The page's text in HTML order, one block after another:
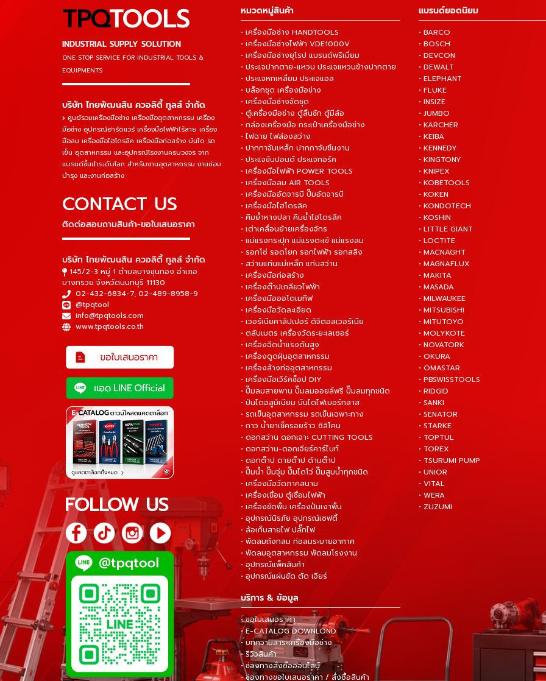
TPQTOOLS
INDUSTRIAL SUPPLY SOLUTION
ONE STOP SERVICE FOR INDUSTRIAL TOOLS &
EQUIPMENTS
▬▬▬▬▬▬▬▬▬▬▬▬▬▬▬
บริษัท ไทยพัฒนสิน ควอลิตี้ ทูลส์ จำกัด
ศูนย์รวมเครื่องมือช่าง เครื่องมืออุตสาหกรรม เครื่อง
มือช่าง อุปกรณ์ฮาร์ดแวร์ เครื่องมือไฟฟ้าไร้สาย เครื่อง
มือลม เครื่องมือไฮโดรลิค เครื่องมือก่อสร้าง บันได รถ
เข็น อุตสาหกรรม และอุปกรณ์โรงงานครบวงจร จาก
แบรนด์ชั้นนำระดับโลก สำหรับงานอุตสาหกรรม งานซ่อม
บำรุง และงานก่อสร้าง
CONTACT US
ติดต่อสอบถามสินค้า-ขอใบเสนอราคา
▬▬▬▬▬▬▬▬▬▬▬▬▬▬▬
บริษัท ไทยพัฒนสิน ควอลิตี้ ทูลส์ จำกัด
145/2-3 หมู่ 1 ตำบลบางขุนกอง อำเภอ
บางกรวย จังหวัดนนทบุรี 11130
02-432-6834-7, 02-489-8958-9
@tpqtool
info@tpqtools.com
www.tpqtools.co.th
FOLLOW US
หมวดหมู่สินค้า
• เครื่องมือช่าง HANDTOOLS
• เครื่องมือช่างไฟฟ้า VDE1000V
• เครื่องมือช่างยุโรป แบรนด์พรีเมี่ยม
• ประแจปากตาย-แหวน ประแจแหวนข้างปากตาย
• ประแจหกเหลี่ยม ประแจแอล
• บล็อกชุด เครื่องมือช่าง
• เครื่องมือช่างจัดชุด
• ตู้เครื่องมือช่าง ตู้ลิ้นชัก ตู้มีล้อ
• กล่องเครื่องมือ กระเป๋าเครื่องมือช่าง
• ไฟฉาย ไฟส่องสว่าง
• ปากกาจับเหล็ก ปากกาจับชิ้นงาน
• ประแจขันปอนด์ ประแจทอร์ค
• เครื่องมือไฟฟ้า POWER TOOLS
• เครื่องมือลม AIR TOOLS
• เครื่องมืออัดจารบี ปั๊มอัดจารบี
• เครื่องมือไฮโดรลิค
• คีมย้ำหางปลา คีมย้ำไฮโดรลิค
• เต่าเคลื่อนย้ายเครื่องจักร
• แม่แรงกระปุก แม่แรงตะเข้ แม่แรงลม
• รอกโซ่ รอดโยก รอกไฟฟ้า รอกสลิง
• สว่านแท่นแม่เหล็ก แท่นสว่าน
• เครื่องมือก่อสร้าง
• เครื่องต๊าปเกลียวไฟฟ้า
• เครื่องมือออโตเมทีฟ
• เครื่องมือวัดละเอียด
• เวอร์เนียคาลิปเปอร์ ดิจิตอลเวอร์เนีย
• ตลับเมตร เครื่องวัดระยะเลเซอร์
• เครื่องฉีดน้ำแรงดันสูง
• เครื่องดูดฝุ่นอุตสาหกรรม
• เครื่องล้างท่ออุตสาหกรรม
• เครื่องมือเวิร์คช็อป DIY
• ปั๊มลมสายพาน ปั๊มลมออยล์ฟรี ปั๊มลมทุกชนิด
• ปันไดอลูมิเนียม บันไดไฟเบอร์กลาส
• รถเข็นอุตสาหกรรม รถเข็นเฉพาะทาง
• กาว น้ำยาเช็ครอยร้าว ซิลิโคน
• ดอกสว่าน ดอกเจาะ CUTTING TOOLS
• ดอกสว่าน-ดอกเจียร์คาร์ไบท์
• ดอกต๊าป ดายต๊าป ด้ามต๊าป
• ปั๊มน้ำ ปั๊มจุ่ม ปั๊มไดโว่ ปั๊มสูบน้ำทุกชนิด
• เครื่องมือวัดภาคสนาม
• เครื่องเชื่อม ตู้เชื่อมไฟฟ้า
• เครื่องขัดพื้น เครื่องปั่นเงาพื้น
• อุปกรณ์นิรภัย อุปกรณ์เซฟตี้
• ล้อเก็บสายไฟ ปลั๊กไฟ
• พัดลมถังกลม ท่อลมระบายอากาศ
• พัดลมอุตสาหกรรม พัดลมโรงงาน
• อุปกรณ์แพ็คสินค้า
• อุปกรณ์แผ่นขัด ตัด เจียร์
แบรนด์ยอดนิยม
• BARCO
• BOSCH
• DEVCON
• DEWALT
• ELEPHANT
• FLUKE
• INSIZE
• JUMBO
• KARCHER
• KEIBA
• KENNEDY
• KINGTONY
• KNIPEX
• KOBETOOLS
• KOKEN
• KONDOTECH
• KOSHIN
• LITTLE GIANT
• LOCTITE
• MACNAGHT
• MAGNAFLUX
• MAKITA
• MASADA
• MILWAUKEE
• MITSUBISHI
• MITUTOYO
• MOLYKOTE
• NOVATORK
• OKURA
• OMASTAR
• PBSWISSTOOLS
• RIDGID
• SANKI
• SENATOR
• STARKE
• TOPTUL
• TOREX
• TSURUMI PUMP
• UNIOR
• VITAL
• WERA
• ZUZUMI
บริการ & ข้อมูล
• ขอใบเสนอราคา
• E-CATALOG DOWNLOND
• บทความสาระเครื่องมือช่าง
• รีวิวสินค้า
• ช่องทางสั่งซื้อออนไลน์
• ช่องทางขอใบเสนอราคา / สั่งซื้อสินค้า